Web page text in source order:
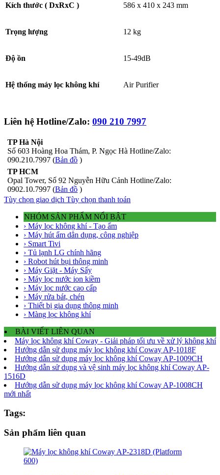
Kích thước ( DxRxC ) 586 x 410 x 243 mm
Trọng lượng 12 kg
Độ ồn 15-49dB
Hệ thống máy lọc không khí Air Purifier
Liên hệ Hotline/Zalo: 090 210 7997
TP Hà Nội
Số 603 Hoàng Hoa Thám, P. Ngọc Hà Hotline/Zalo:
090.210.7997 (Bản đồ )
TP HCM
Opal Tower, Số 92 Nguyễn Hữu Cảnh Hotline/Zalo:
0902.10.7997 (Bản đồ )
Tùy chọn giao dịch Tùy chọn thanh toán
NHÓM SẢN PHẨM NỔI BẬT
› Máy lọc không khí - Tạo ẩm
› Máy hút ẩm dân dụng, công nghiệp
› Smart Tivi
› Tủ lạnh LG chính hãng
› Robot hút bụi thông minh
› Máy Giặt - Máy Sấy
› Máy lọc nước ion kiềm
› Máy lọc nước cao cấp
› Máy rửa bát, chén
› Thiết bị gia dụng thông minh
› Màng lọc không khí
BÀI VIẾT LIÊN QUAN
Máy lọc không khí Coway - Giải pháp tối ưu về xử lý không khí
Hướng dẫn sử dụng máy lọc không khí Coway AP-1018F
Hướng dẫn sử dụng máy lọc không khí Coway AP-1009CH
Hướng dẫn sử dụng và vệ sinh máy lọc không khí Coway AP-
1516D
Hướng dẫn sử dụng máy lọc không khí Coway AP-1008CH
mới nhất
Tags:
Sản phẩm liên quan